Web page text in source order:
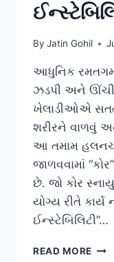
By Jatin Gohil
આધુનિક
ઝડપી અને ઊંચી
ખેલાડીઓએ સતત
શરીરને વાળવું
આ તમામ
જાળવવામાં
છે. જો કોર
યોગ્ય રીતે કાર્ય
ઈન્સ્ટેબિલિટી”…
READ MORE ટેનિસ